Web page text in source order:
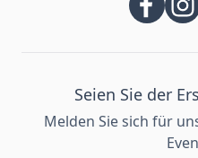
Seien Sie der
Melden Sie sich für